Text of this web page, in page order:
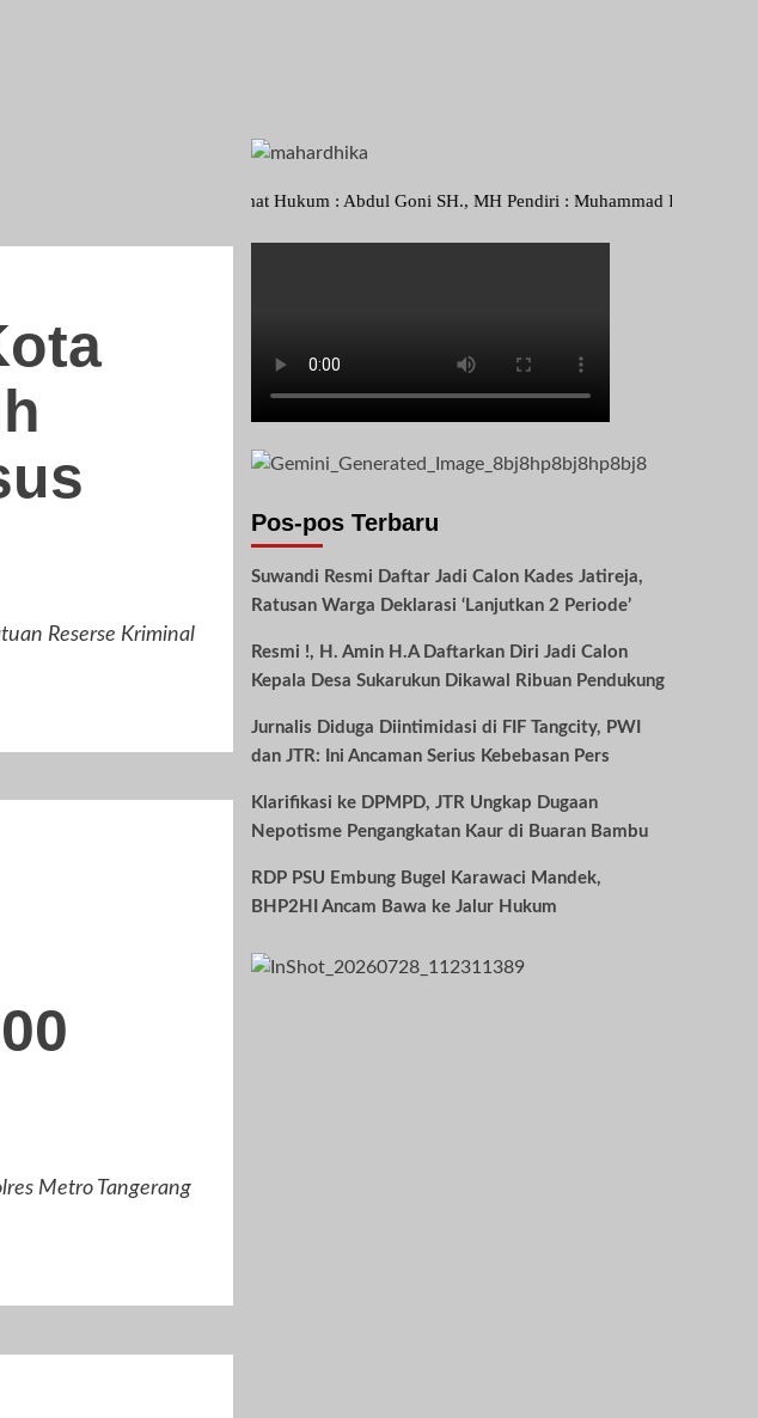
Reserse Kriminal
Metro Tangerang
REDAKSI : Penasehat Hukum : Abdul Goni SH., MH Pendiri : Muhammad Irfansyah,
Pos-pos Terbaru
Suwandi Resmi Daftar Jadi Calon Kades Jatireja,
Ratusan Warga Deklarasi ‘Lanjutkan 2 Periode’
Resmi !, H. Amin H.A Daftarkan Diri Jadi Calon
Kepala Desa Sukarukun Dikawal Ribuan Pendukung
Jurnalis Diduga Diintimidasi di FIF Tangcity, PWI
dan JTR: Ini Ancaman Serius Kebebasan Pers
Klarifikasi ke DPMPD, JTR Ungkap Dugaan
Nepotisme Pengangkatan Kaur di Buaran Bambu
RDP PSU Embung Bugel Karawaci Mandek,
BHP2HI Ancam Bawa ke Jalur Hukum